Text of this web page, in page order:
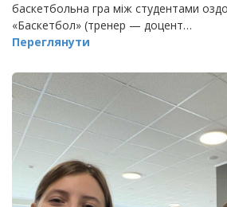
баскетбольна гра між студентами
«Баскетбол» (тренер — доцент…
Переглянути